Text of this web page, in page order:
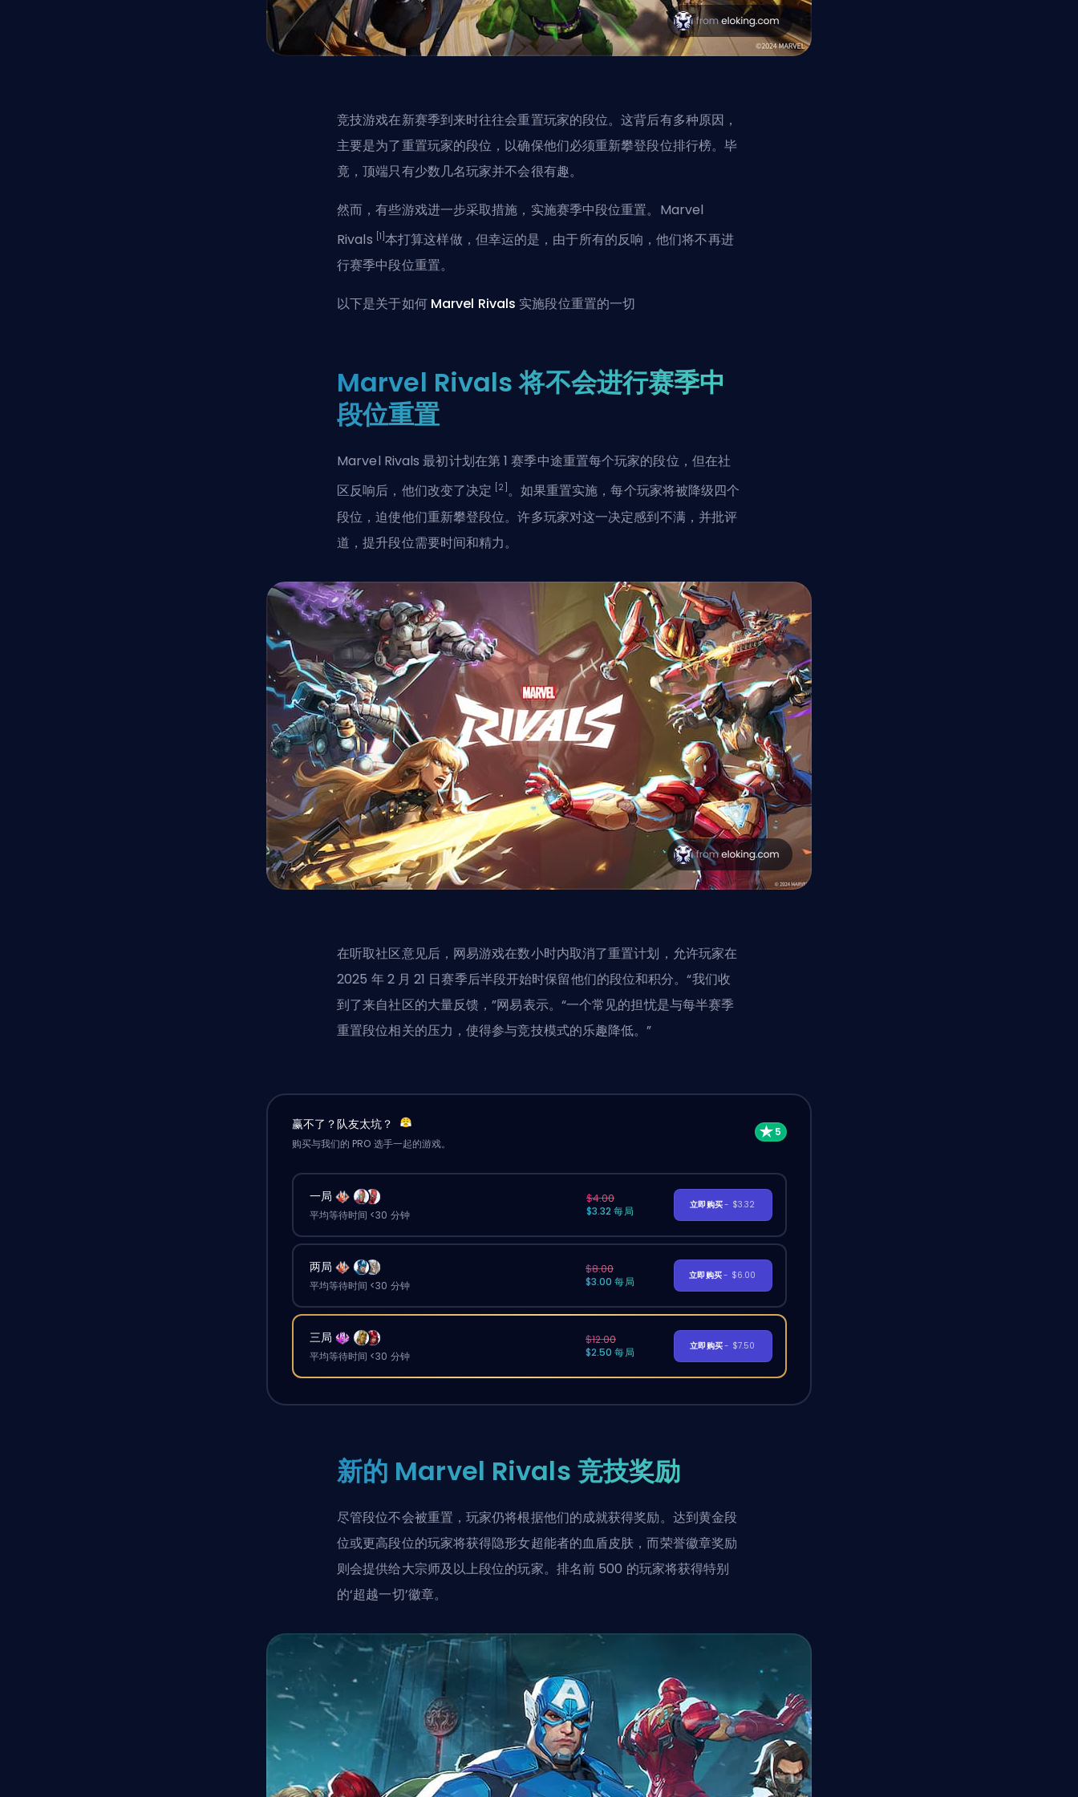
竞技游戏在新赛季到来时往往会重置玩家的段位。这背后有多种原因，
主要是为了重置玩家的段位，以确保他们必须重新攀登段位排行榜。毕
竟，顶端只有少数几名玩家并不会很有趣。
然而，有些游戏进一步采取措施，实施赛季中段位重置。Marvel
Rivals [1]本打算这样做，但幸运的是，由于所有的反响，他们将不再进
行赛季中段位重置。
以下是关于如何 Marvel Rivals 实施段位重置的一切
Marvel Rivals 将不会进行赛季中
段位重置
Marvel Rivals 最初计划在第 1 赛季中途重置每个玩家的段位，但在社
区反响后，他们改变了决定
[2] 。如果重置实施，每个玩家将被降级四个
段位，迫使他们重新攀登段位。许多玩家对这一决定感到不满，并批评
道，提升段位需要时间和精力。
在听取社区意见后，网易游戏在数小时内取消了重置计划，允许玩家在
2025 年 2 月 21 日赛季后半段开始时保留他们的段位和积分。“我们收
到了来自社区的大量反馈，”网易表示。“一个常见的担忧是与每半赛季
重置段位相关的压力，使得参与竞技模式的乐趣降低。”
赢不了？队友太坑？
购买与我们的 PRO 选手一起的游戏。
一局
平均等待时间 <30 分钟
$4.00
$3.32 每局
立即购买- $3.32
两局
平均等待时间 <30 分钟
$8.00
$3.00 每局
立即购买- $6.00
三局
平均等待时间 <30 分钟
$12.00
$2.50 每局
立即购买- $7.50
新的 Marvel Rivals 竞技奖励
尽管段位不会被重置，玩家仍将根据他们的成就获得奖励。达到黄金段
位或更高段位的玩家将获得隐形女超能者的血盾皮肤，而荣誉徽章奖励
则会提供给大宗师及以上段位的玩家。排名前 500 的玩家将获得特别
的‘超越一切’徽章。